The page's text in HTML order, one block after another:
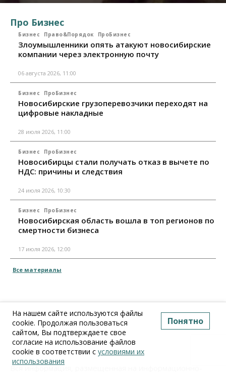
Про Бизнес
Бизнес Право&Порядок ПроБизнес
Злоумышленники опять атакуют новосибирские
компании через электронную почту
06 августа 2026, 11:00
Бизнес ПроБизнес
Новосибирские грузоперевозчики переходят на
цифровые накладные
28 июля 2026, 11:00
Бизнес ПроБизнес
Новосибирцы стали получать отказ в вычете по
НДС: причины и следствия
24 июля 2026, 10:30
Бизнес ПроБизнес
Новосибирская область вошла в топ регионов по
смертности бизнеса
17 июля 2026, 12:00
Все материалы
Вся информация, размещенная на информационно-
На нашем сайте используются файлы
cookie. Продолжая пользоваться
сайтом, Вы подтверждаете свое
согласие на использование файлов
cookie в соответствии с условиями их
использования
Понятно